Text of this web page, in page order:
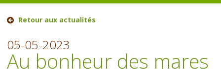
Retour aux actualités
05-05-2023
Au bonheur des mares